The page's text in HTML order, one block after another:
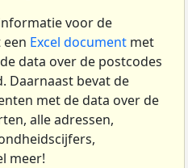
voor de
Excel document met
data over de postcodes
Daarnaast bevat de
met de data over de
alle adressen,
meer!